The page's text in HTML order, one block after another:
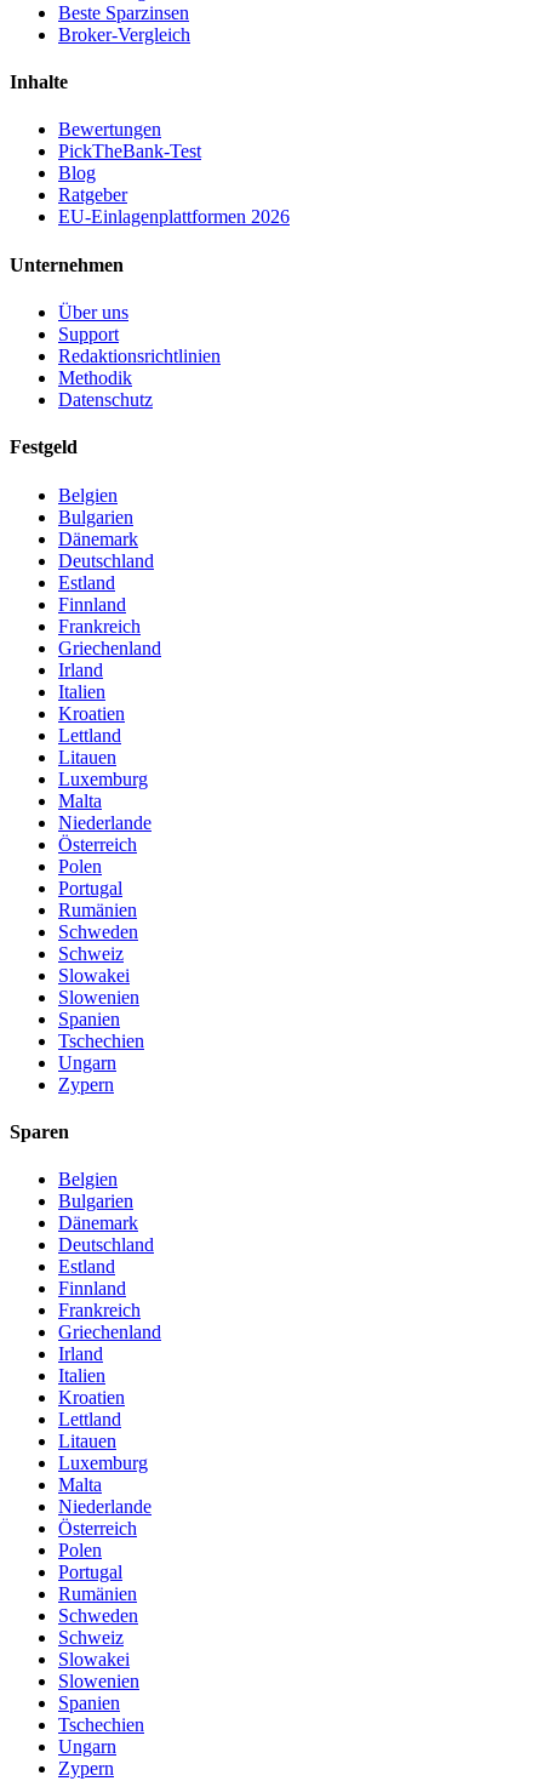
Beste Sparzinsen
Broker-Vergleich
Inhalte
Bewertungen
PickTheBank-Test
Blog
Ratgeber
EU-Einlagenplattformen 2026
Unternehmen
Über uns
Support
Redaktionsrichtlinien
Methodik
Datenschutz
Festgeld
Belgien
Bulgarien
Dänemark
Deutschland
Estland
Finnland
Frankreich
Griechenland
Irland
Italien
Kroatien
Lettland
Litauen
Luxemburg
Malta
Niederlande
Österreich
Polen
Portugal
Rumänien
Schweden
Schweiz
Slowakei
Slowenien
Spanien
Tschechien
Ungarn
Zypern
Sparen
Belgien
Bulgarien
Dänemark
Deutschland
Estland
Finnland
Frankreich
Griechenland
Irland
Italien
Kroatien
Lettland
Litauen
Luxemburg
Malta
Niederlande
Österreich
Polen
Portugal
Rumänien
Schweden
Schweiz
Slowakei
Slowenien
Spanien
Tschechien
Ungarn
Zypern